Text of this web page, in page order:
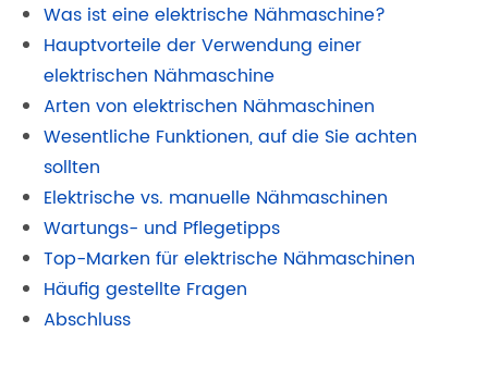
Was ist eine elektrische Nähmaschine?
Hauptvorteile der Verwendung einer
elektrischen Nähmaschine
Arten von elektrischen Nähmaschinen
Wesentliche Funktionen, auf die Sie achten
sollten
Elektrische vs. manuelle Nähmaschinen
Wartungs- und Pflegetipps
Top-Marken für elektrische Nähmaschinen
Häufig gestellte Fragen
Abschluss